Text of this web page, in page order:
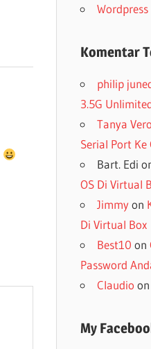
Wordpress
Komentar
philip
3.5G
Tanya
Serial Port Ke
Bart. Edi
OS Di Virtual
Jimmyon
Di Virtual Box
Best10 on
Password
Claudio on
My